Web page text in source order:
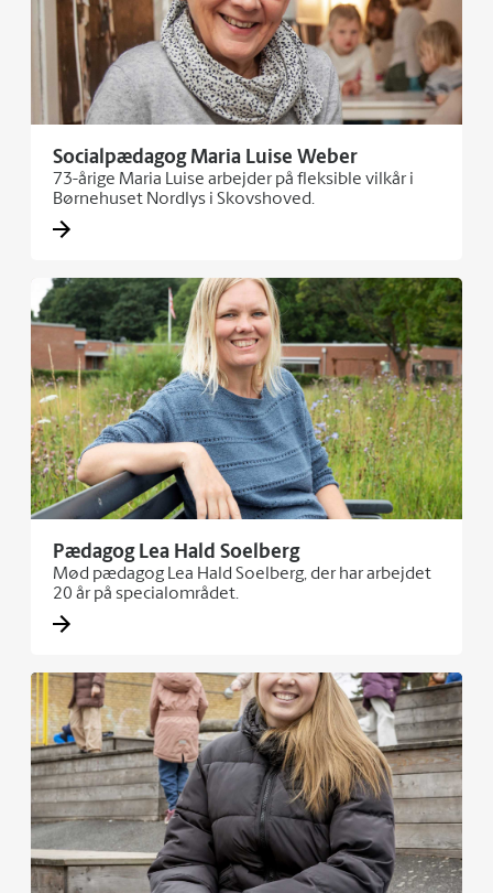
Socialpædagog Maria Luise Weber
73-årige Maria Luise arbejder på fleksible vilkår i
Børnehuset Nordlys i Skovshoved.
Pædagog Lea Hald Soelberg
Mød pædagog Lea Hald Soelberg, der har arbejdet
20 år på specialområdet.